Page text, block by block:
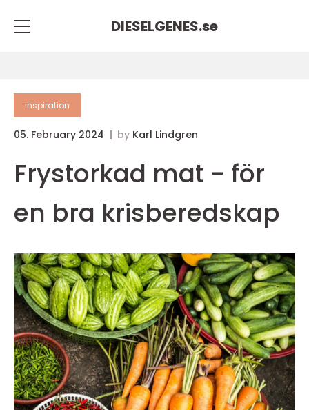
DIESELGENES.se
inspiration
05. February 2024 by Karl Lindgren
Frystorkad mat - för
en bra krisberedskap